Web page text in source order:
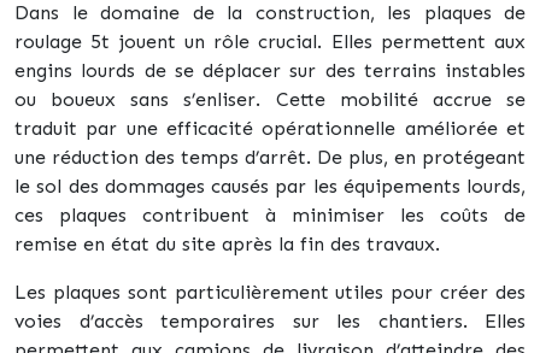
Dans le domaine de la construction, les plaques de
roulage 5t jouent un rôle crucial. Elles permettent aux
engins lourds de se déplacer sur des terrains instables
ou boueux sans s’enliser. Cette mobilité accrue se
traduit par une efficacité opérationnelle améliorée et
une réduction des temps d’arrêt. De plus, en protégeant
le sol des dommages causés par les équipements lourds,
ces plaques contribuent à minimiser les coûts de
remise en état du site après la fin des travaux.
Les plaques sont particulièrement utiles pour créer des
voies d’accès temporaires sur les chantiers. Elles